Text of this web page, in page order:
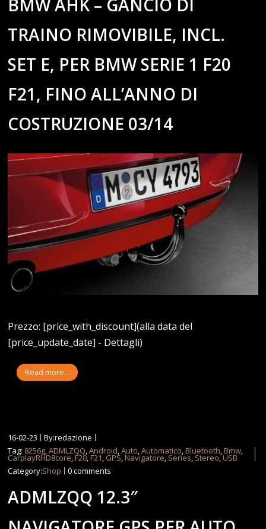
BMW AHK – GANCIO DI
TRAINO RIMOVIBILE, INCL.
SET E, PER BMW SERIE 1 F20
F21, FINO ALL’ANNO DI
COSTRUZIONE 03/14
Prezzo: [price_with_discount](alla data del
[price_update_date] - Dettagli)
Read more...
16-02-23
By:redazione
Tag: 8256g,ADMLZQQ,Android,Auto,Automatico,Bluetooth,Bmw,
CarplayRHD8core,F20,F21, GPS,Navigatore, Series, Stereo,USB
Category:Shop 0 comments
ADMLZQQ 12.3″